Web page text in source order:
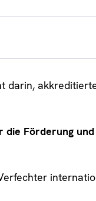
darin,
Förderung und